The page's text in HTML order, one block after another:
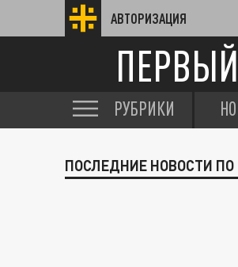
АВТОРИЗАЦИЯ
РУБРИКИ
ПОСЛЕДНИЕ НОВОСТИ ПО